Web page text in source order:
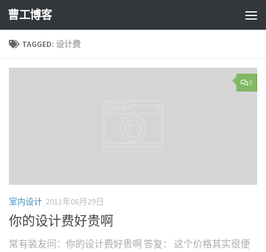
曹工博客
TAGGED: 设计费
8
室内设计 2011年06月29日
你的设计费好贵啊
常有装友问：你的设计费好贵啊 答复： 这个价格其实很便